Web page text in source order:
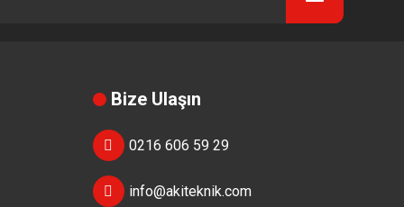
Bize Ulaşın
0216 606 59 29
info@akiteknik.com